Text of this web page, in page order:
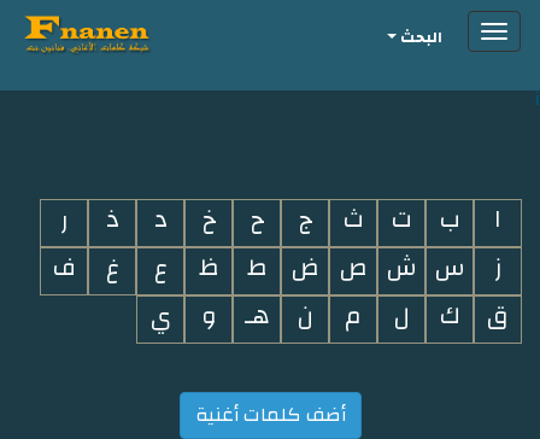
i
Toggleالبحث
ا ب ت ث ج ح خ د ذ
ر
ز
س ش ص ض ط ظ ع غ
ف
ق
ك ل م ن هـ و ي
أضف كلمات أغنية